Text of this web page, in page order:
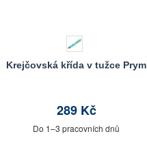
Krejčovská křída v tužce Prym
289 Kč
Do 1–3 pracovních dnů